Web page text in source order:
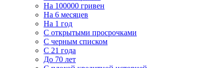
На 100000 гривен
На 6 месяцев
На 1 год
С открытыми просрочками
С черным списком
С 21 года
До 70 лет